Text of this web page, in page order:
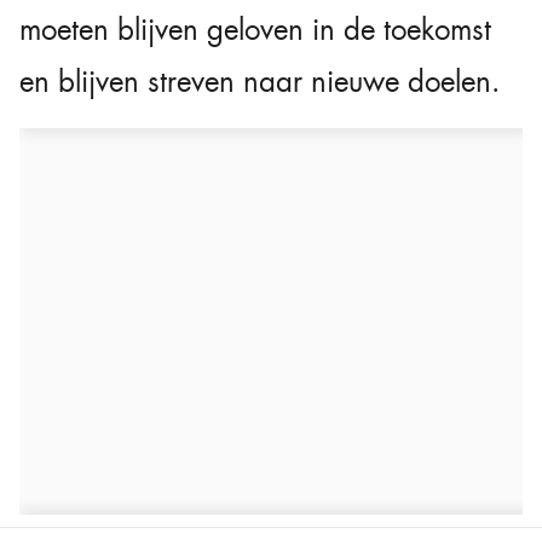
moeten blijven geloven in de toekomst
en blijven streven naar nieuwe doelen.